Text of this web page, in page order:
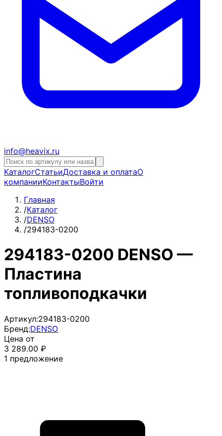
info@heavix.ru
КаталогСтатьиДоставка и оплатаО
компанииКонтактыВойти
Главная
/Каталог
/DENSO
/294183-0200
294183-0200 DENSO —
Пластина
топливоподкачки
Артикул:294183-0200
Бренд:DENSO
Цена от
3 289.00 ₽
1 предложение